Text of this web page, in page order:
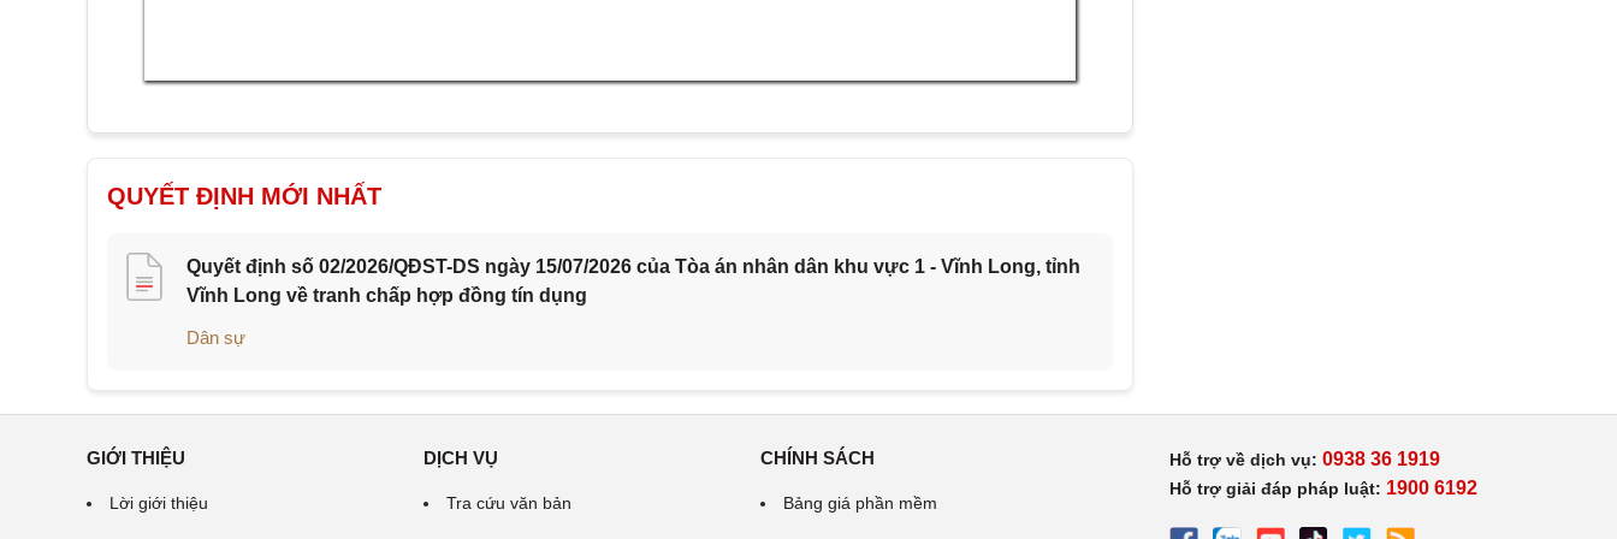
QUYẾT ĐỊNH MỚI NHẤT
Quyết định số 02/2026/QĐST-DS ngày 15/07/2026 của Tòa án nhân dân khu vực 1 - Vĩnh Long, tỉnh
Vĩnh Long về tranh chấp hợp đồng tín dụng
Dân sự
GIỚI THIỆU
Lời giới thiệu
DỊCH VỤ
Tra cứu văn bản
CHÍNH SÁCH
Bảng giá phần mềm
Hỗ trợ về dịch vụ: 0938 36 1919
Hỗ trợ giải đáp pháp luật: 1900 6192